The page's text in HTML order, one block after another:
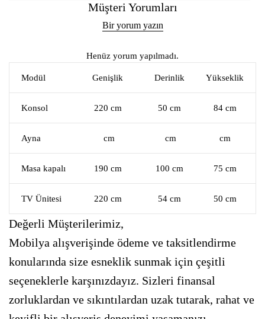
Müşteri Yorumları
Bir yorum yazın
Henüz yorum yapılmadı.
Modül Genişlik Derinlik Yükseklik
Konsol 220 cm 50 cm 84 cm
Ayna cm cm cm
Masa kapalı 190 cm 100 cm 75 cm
TV Ünitesi 220 cm 54 cm 50 cm
Değerli Müşterilerimiz,
Mobilya alışverişinde ödeme ve taksitlendirme
konularında size esneklik sunmak için çeşitli
seçeneklerle karşınızdayız. Sizleri finansal
zorluklardan ve sıkıntılardan uzak tutarak, rahat ve